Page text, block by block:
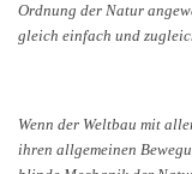
Ordnung der Natur
gleich einfach und
Wenn der Weltbau mit
ihren allgemeinen